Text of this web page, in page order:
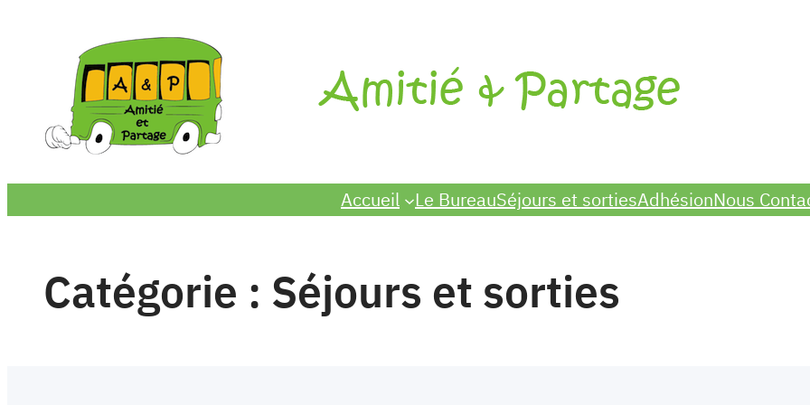
Accueil Le BureauSéjours et sortiesAdhésionNous
Catégorie : Séjours et sorties